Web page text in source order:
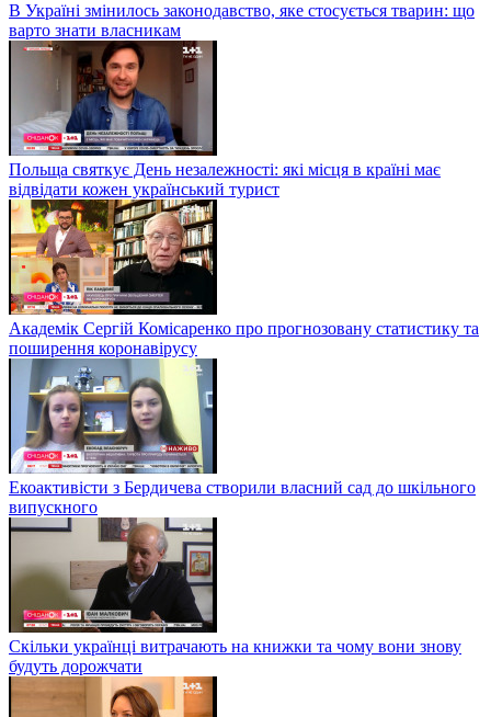
В Україні змінилось законодавство, яке стосується тварин: що
варто знати власникам
Польща святкує День незалежності: які місця в країні має
відвідати кожен український турист
Академік Сергій Комісаренко про прогнозовану статистику та
поширення коронавірусу
Екоактивісти з Бердичева створили власний сад до шкільного
випускного
Скільки українці витрачають на книжки та чому вони знову
будуть дорожчати